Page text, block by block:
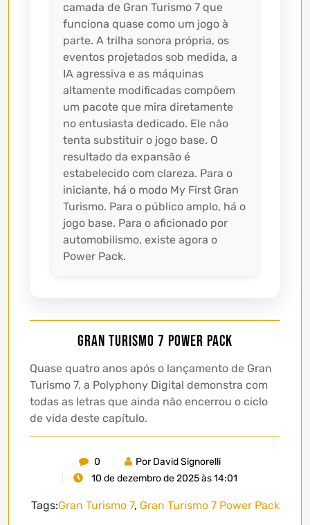
camada de Gran Turismo 7 que
funciona quase como um jogo à
parte. A trilha sonora própria, os
eventos projetados sob medida, a
IA agressiva e as máquinas
altamente modificadas compõem
um pacote que mira diretamente
no entusiasta dedicado. Ele não
tenta substituir o jogo base. O
resultado da expansão é
estabelecido com clareza. Para o
iniciante, há o modo My First Gran
Turismo. Para o público amplo, há o
jogo base. Para o aficionado por
automobilismo, existe agora o
Power Pack.
Gran Turismo 7 Power Pack
Quase quatro anos após o lançamento de Gran
Turismo 7, a Polyphony Digital demonstra com
todas as letras que ainda não encerrou o ciclo
de vida deste capítulo.
0
Por David Signorelli
10 de dezembro de 2025 às 14:01
Tags:Gran Turismo 7, Gran Turismo 7 Power Pack